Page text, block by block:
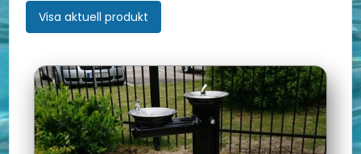
Visa aktuell produkt